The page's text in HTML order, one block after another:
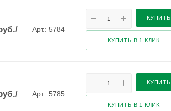
/
Арт.: 5784
КУПИТЬ
КУПИТЬ В 1 КЛИК
/
Арт.: 5785
КУПИТЬ
КУПИТЬ В 1 КЛИК